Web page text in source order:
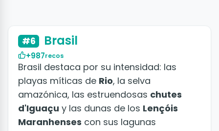
#6 Brasil
+987recos
Brasil destaca por su intensidad: las
playas míticas de Rio, la selva
amazónica, las estruendosas chutes
d'Iguaçu y las dunas de los Lençóis
Maranhenses con sus lagunas